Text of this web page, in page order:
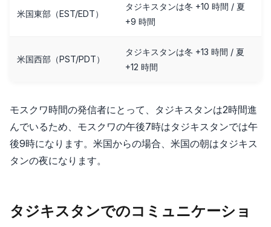
米国東部（EST/EDT）
タジキスタンは冬 +10 時間 / 夏
+9 時間
米国西部（PST/PDT）
タジキスタンは冬 +13 時間 / 夏
+12 時間
モスクワ時間の発信者にとって、タジキスタンは2時間進
んでいるため、モスクワの午後7時はタジキスタンでは午
後9時になります。米国からの場合、米国の朝はタジキス
タンの夜になります。
タジキスタンでのコミュニケーショ